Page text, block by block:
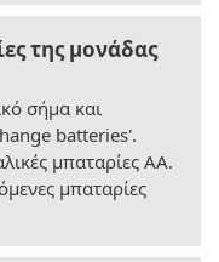
της μονάδας
σήμα και
batteries'.
μπαταρίες AA.
μπαταρίες